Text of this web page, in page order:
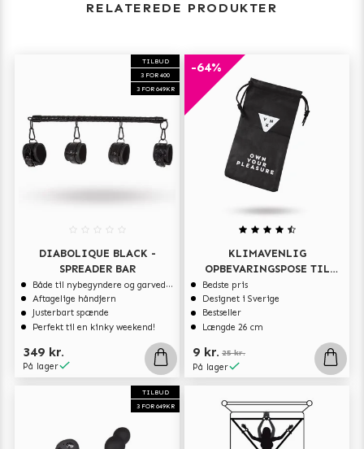
RELATEREDE PRODUKTER
TILBUD
3 FOR 400
3 FOR 649KR
DIABOLIQUE BLACK -
SPREADER BAR
Både til nybegyndere og garvede eksperter
Aftagelige håndjern
Justerbart spænde
Perfekt til en kinky weekend!
349 kr.
På lager
-64%
KLIMAVENLIG
OPBEVARINGSPOSE TIL
SEXLEGETØJ
Bedste pris
Designet i Sverige
Bestseller
Længde 26 cm
9 kr. 25 kr.
På lager
TILBUD
3 FOR 649KR